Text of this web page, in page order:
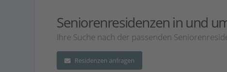
Seniorenresidenzen in und
Ihre Suche nach der passenden
Residenzen anfragen